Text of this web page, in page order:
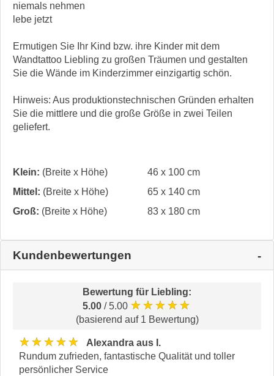
niemals nehmen
lebe jetzt
Ermutigen Sie Ihr Kind bzw. ihre Kinder mit dem
Wandtattoo Liebling zu großen Träumen und gestalten
Sie die Wände im Kinderzimmer einzigartig schön.
Hinweis: Aus produktionstechnischen Gründen erhalten
Sie die mittlere und die große Größe in zwei Teilen
geliefert.
Klein: (Breite x Höhe)
46 x 100 cm
Mittel: (Breite x Höhe)
65 x 140 cm
Groß: (Breite x Höhe) 83 x 180 cm
Kundenbewertungen
Bewertung für Liebling:
5.00 / 5.00 ★★★★★
(basierend auf 1 Bewertung)
★★★★★
Alexandra aus I.
Rundum zufrieden, fantastische Qualität und toller
persönlicher Service